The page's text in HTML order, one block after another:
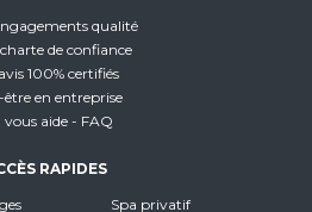
qualité
de confiance
100% certifiés
être en entreprise
vous aide - FAQ
RAPIDES
Spa privatif